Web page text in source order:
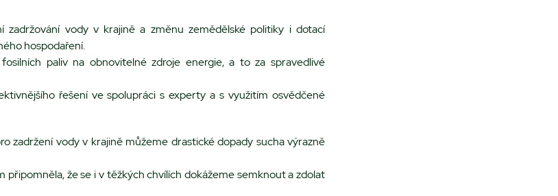
zadržování vody v krajině a změnu zemědělské politiky i dotací
hospodaření.
paliv na obnovitelné zdroje energie, a to za spravedlivé
řešení ve spolupráci s experty a s využitím osvědčené
zadržení vody v krajině můžeme drastické dopady sucha výrazně
připomněla, že se i v těžkých chvílích dokážeme semknout a zdolat